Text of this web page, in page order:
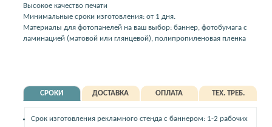
Высокое качество печати
Минимальные сроки изготовления: от 1 дня.
Материалы для фотопанелей на ваш выбор: баннер, фотобумага с
ламинацией (матовой или глянцевой), полипропиленовая пленка
СРОКИ ДОСТАВКА ОПЛАТА ТЕХ. ТРЕБ.
Срок изготовления рекламного стенда с баннером: 1-2 рабочих